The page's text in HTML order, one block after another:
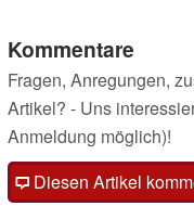
Kommentare
Fragen, Anregungen,
Artikel? - Uns
Anmeldung möglich)!
Diesen Artikel